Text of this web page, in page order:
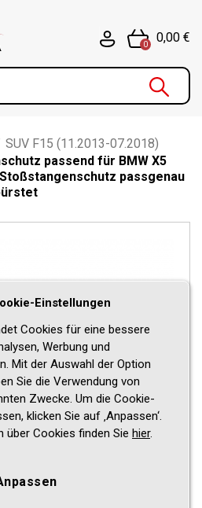
0
0,00 €
SUV F15 (11.2013-07.2018)
passend für BMW X5
Stoßstangenschutz passgenau
Einstellungen
Cookies für eine bessere
Werbung und
Mit der Auswahl der Option
Sie die Verwendung von
Zwecke. Um die Cookie-
klicken Sie auf ‚Anpassen‘.
Cookies finden Sie hier.